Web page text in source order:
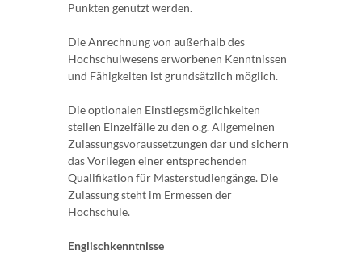
Punkten genutzt werden.
Die Anrechnung von außerhalb des
Hochschulwesens erworbenen Kenntnissen
und Fähigkeiten ist grundsätzlich möglich.
Die optionalen Einstiegsmöglichkeiten
stellen Einzelfälle zu den o.g. Allgemeinen
Zulassungsvoraussetzungen dar und sichern
das Vorliegen einer entsprechenden
Qualifikation für Masterstudiengänge. Die
Zulassung steht im Ermessen der
Hochschule.
Englischkenntnisse